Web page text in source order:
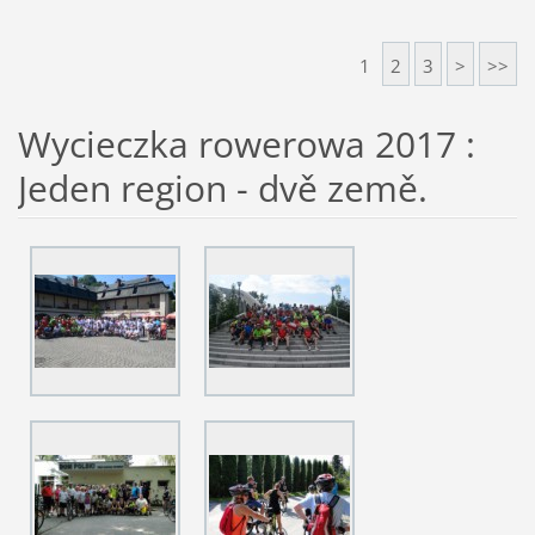
1 2 3 > >>
Wycieczka rowerowa 2017 :
Jeden region - dvě země.